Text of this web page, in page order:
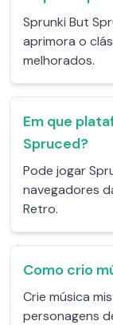
Sprunki But
aprimora o
melhorados.
Em que
Spruced?
Pode jogar
navegadores
Retro.
Como crio
Crie música
personagens